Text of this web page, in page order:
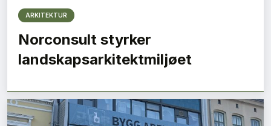
ARKITEKTUR
Norconsult styrker
landskapsarkitektmiljøet